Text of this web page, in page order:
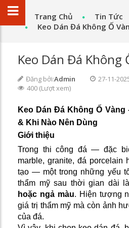
Trang Chủ
Tin Tức
Keo Dán Đá Không Ố
Keo Dán Đá Không
Đăng bởi:Admin
27-11-
400 (Lượt xem)
Keo Dán Đá Không Ố Vàng
& Khi Nào Nên Dùng
Giới thiệu
Trong thi công đá — đặc
marble, granite, đá porcelain
tạo — một trong những yếu
thẩm mỹ sau thời gian dài là
hoặc ngả màu. Hiện tượng
giá trị thẩm mỹ mà còn ảnh
của đá.